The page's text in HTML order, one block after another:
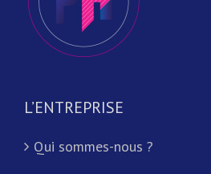
L’ENTREPRISE
Qui sommes-nous ?